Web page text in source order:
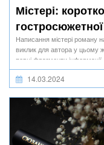
Містері:
Написання містері роману
виклик для автора у цьому
певні фрагменти
історію аж до фінального
14.03.2024